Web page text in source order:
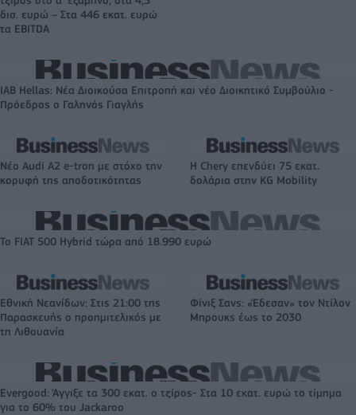
δισ. ευρώ – Στα 446 εκατ. ευρώ
τα EBITDA
IAB Hellas: Νέα Διοικούσα Επιτροπή και νέο Διοικητικό Συμβούλιο -
Πρόεδρος ο Γαληνός Γιαγλής
Νέο Audi A2 e-tron με στόχο την
κορυφή της αποδοτικότητας
Η Chery επενδύει 75 εκατ.
δολάρια στην KG Mobility
Το FIAT 500 Hybrid τώρα από 18.990 ευρώ
Εθνική Νεανίδων: Στις 21:00 της
Παρασκευής ο προημιτελικός με
τη Λιθουανία
Φίνιξ Σανς: «Έδεσαν» τον Ντίλον
Μπρουκς έως το 2030
Evergood: Άγγιξε τα 300 εκατ. ο τζίρος- Στα 10 εκατ. ευρώ το τίμημα
για το 60% του Jackaroo